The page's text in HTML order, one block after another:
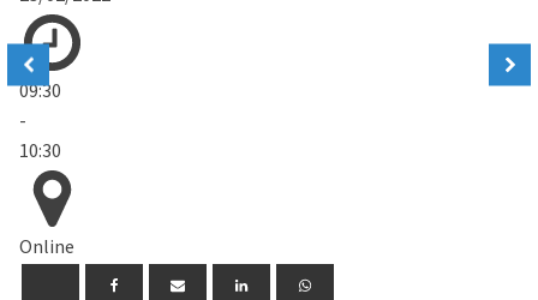
09:30
-
10:30
Online